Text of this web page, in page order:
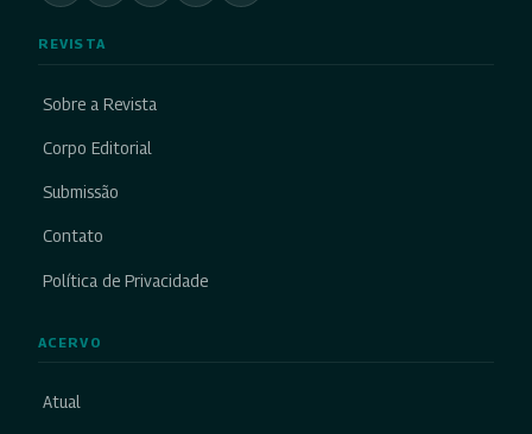
REVISTA
Sobre a Revista
Corpo Editorial
Submissão
Contato
Política de Privacidade
ACERVO
Atual